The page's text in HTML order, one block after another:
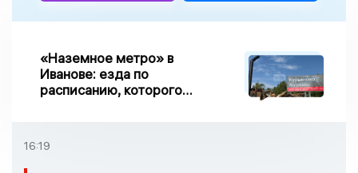
«Наземное метро» в
Иванове: езда по
расписанию, которого
16:19